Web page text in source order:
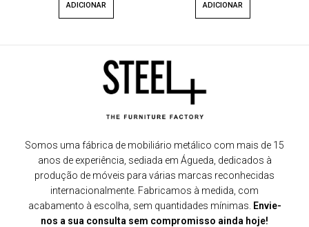
ADICIONAR ADICIONAR
Somos uma fábrica de mobiliário metálico com mais de 15
anos de experiência, sediada em Águeda, dedicados à
produção de móveis para várias marcas reconhecidas
internacionalmente. Fabricamos à medida, com
acabamento à escolha, sem quantidades mínimas. Envie-
nos a sua consulta sem compromisso ainda hoje!